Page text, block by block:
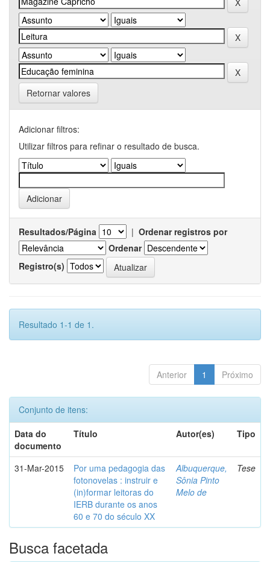
Retornar valores
Adicionar filtros:
Utilizar filtros para refinar o resultado de busca.
Resultados/Página | Ordenar registros por
Ordenar
Registro(s)
Resultado 1-1 de 1.
Anterior 1 Próximo
Conjunto de itens:
Data do
documento
Título Autor(es) Tipo
31-Mar-2015
Por uma pedagogia das
fotonovelas : instruir e
(in)formar leitoras do
IERB durante os anos
60 e 70 do século XX
Albuquerque,
Sônia Pinto
Melo de
Tese
Busca facetada